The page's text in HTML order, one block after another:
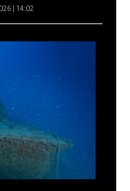
| 14:02